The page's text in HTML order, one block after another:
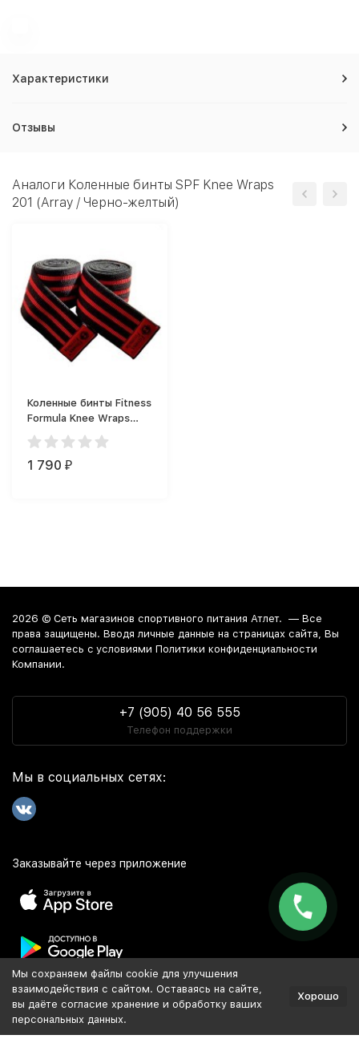
Характеристики
Отзывы
Аналоги Коленные бинты SPF Knee Wraps
201 (Array / Черно-желтый)
Коленные бинты Fitness
Formula Knee Wraps
2,5м
1 790 ₽
2026 © Сеть магазинов спортивного питания Атлет. — Все
права защищены. Вводя личные данные на страницах сайта, Вы
соглашаетесь c условиями Политики конфиденциальности
Компании.
+7 (905) 40 56 555
Телефон поддержки
Мы в социальных сетях:
Заказывайте через приложение
Популярное
Мы сохраняем файлы cookie для улучшения
взаимодействия с сайтом. Оставаясь на сайте,
вы даёте согласие хранение и обработку ваших
персональных данных.
Хорошо